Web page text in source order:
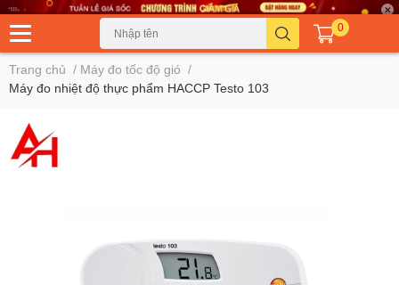
0
Trang chủ / Máy đo tốc độ gió /
Máy đo nhiệt độ thực phẩm HACCP Testo 103